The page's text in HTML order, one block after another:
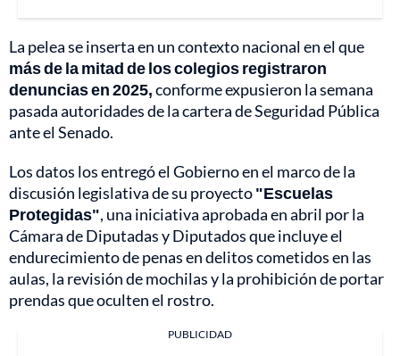
La pelea se inserta en un contexto nacional en el que
más de la mitad de los colegios registraron
denuncias en 2025,conforme expusieron la semana
pasada autoridades de la cartera de Seguridad Pública
ante el Senado.
Los datos los entregó el Gobierno en el marco de la
discusión legislativa de su proyecto"Escuelas
Protegidas", una iniciativa aprobada en abril por la
Cámara de Diputadas y Diputados que incluye el
endurecimiento de penas en delitos cometidos en las
aulas, la revisión de mochilas y la prohibición de portar
prendas que oculten el rostro.
PUBLICIDAD